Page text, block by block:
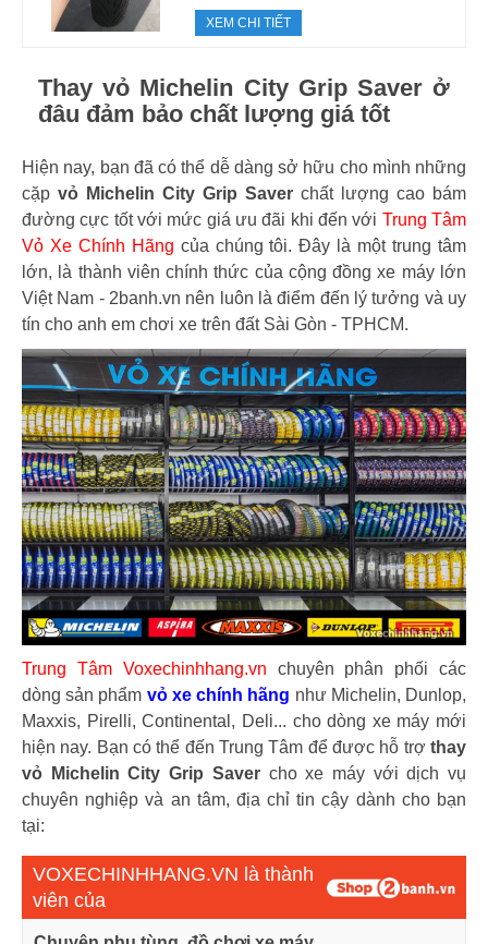
XEM CHI TIẾT
Thay vỏ Michelin City Grip Saver ở
đâu đảm bảo chất lượng giá tốt
Hiện nay, bạn đã có thể dễ dàng sở hữu cho mình những
cặp vỏ Michelin City Grip Saver chất lượng cao bám
đường cực tốt với mức giá ưu đãi khi đến với Trung Tâm
Vỏ Xe Chính Hãng của chúng tôi. Đây là một trung tâm
lớn, là thành viên chính thức của cộng đồng xe máy lớn
Việt Nam - 2banh.vn nên luôn là điểm đến lý tưởng và uy
tín cho anh em chơi xe trên đất Sài Gòn - TPHCM.
Trung Tâm Voxechinhhang.vn chuyên phân phối các
dòng sản phẩm vỏ xe chính hãng như Michelin, Dunlop,
Maxxis, Pirelli, Continental, Deli... cho dòng xe máy mới
hiện nay. Bạn có thể đến Trung Tâm để được hỗ trợ thay
vỏ Michelin City Grip Savercho xe máy với dịch vụ
chuyên nghiệp và an tâm, địa chỉ tin cậy dành cho bạn
tại:
VOXECHINHHANG.VN là thành
viên của